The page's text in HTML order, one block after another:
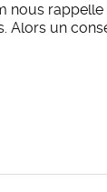
Alors un